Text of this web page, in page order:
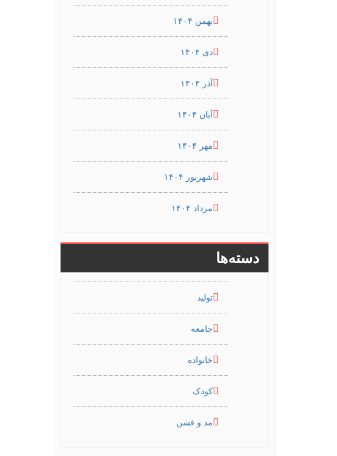
بهمن ۱۴۰۴
دی ۱۴۰۴
آذر ۱۴۰۴
آبان ۱۴۰۴
مهر ۱۴۰۴
شهریور ۱۴۰۴
مرداد ۱۴۰۴
دسته‌ها
تولید
جامعه
خانواده
کودک
مد و فشن